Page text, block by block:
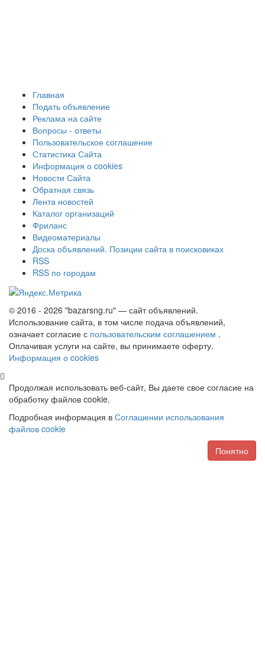
Главная
Подать объявление
Реклама на сайте
Вопросы - ответы
Пользовательское соглашение
Статистика Сайта
Информация о cookies
Новости Сайта
Обратная связь
Лента новостей
Каталог организаций
Фриланс
Видеоматериалы
Доска объявлений. Позиции сайта в поисковиках
RSS
RSS по городам
© 2016 - 2026 "bazarsng.ru" — сайт объявлений.
Использование сайта, в том числе подача объявлений,
означает согласие с пользовательским соглашением .
Оплачивая услуги на сайте, вы принимаете оферту.
Информация о cookies
Продолжая использовать веб-сайт, Вы даете свое согласие на
обработку файлов cookie.
Подробная информация в Соглашении использования
файлов cookie
Понятно